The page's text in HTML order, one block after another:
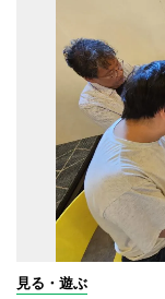
見る・遊ぶ